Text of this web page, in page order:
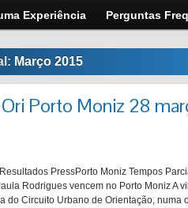
Experiência Perguntas
Março 2015
Porto Moniz 28
PressPorto Moniz Tempos
Rodrigues vencem no Porto Moniz A
do Circuito Urbano de Orientação, numa